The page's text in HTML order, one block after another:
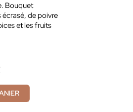
Bouquet
écrasé, de poivre
et les fruits